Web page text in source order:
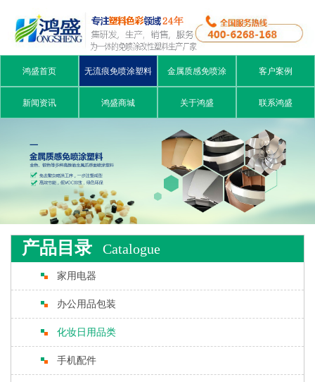
鸿盛首页 无流痕免喷涂塑料 金属质感免喷涂 客户案例
新闻资讯 鸿盛商城 关于鸿盛 联系鸿盛
产品目录 Catalogue
家用电器
办公用品包装
化妆日用品类
手机配件